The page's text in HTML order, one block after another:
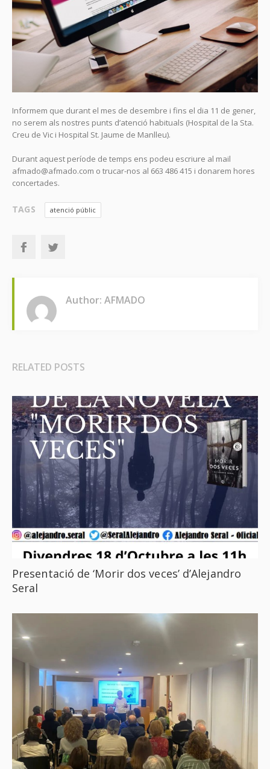
Informem que durant el mes de desembre i fins el dia 11 de gener,
no serem als nostres punts d’atenció habituals (Hospital de la Sta.
Creu de Vic i Hospital St. Jaume de Manlleu).
Durant aquest període de temps ens podeu escriure al mail
afmado@afmado.com o trucar-nos al 663 486 415 i donarem hores
concertades.
TAGS atenció públic
Author: AFMADO
RELATED POSTS
Presentació de ‘Morir dos veces’ d’Alejandro
Seral